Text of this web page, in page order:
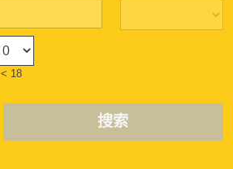
< 18
搜索